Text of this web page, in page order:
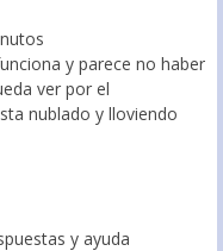
y parece no haber
ver por el
nublado y lloviendo
y ayuda